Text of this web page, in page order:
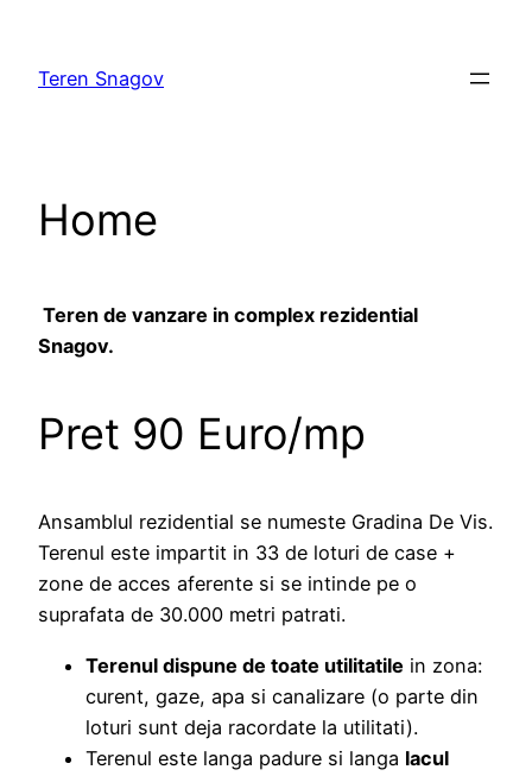
content
Teren Snagov
Home
Teren de vanzare in complex rezidential
Snagov.
Pret 90 Euro/mp
Ansamblul rezidential se numeste Gradina De Vis.
Terenul este impartit in 33 de loturi de case +
zone de acces aferente si se intinde pe o
suprafata de 30.000 metri patrati.
Terenul dispune de toate utilitatile in zona:
curent, gaze, apa si canalizare (o parte din
loturi sunt deja racordate la utilitati).
Terenul este langa padure si langa lacul